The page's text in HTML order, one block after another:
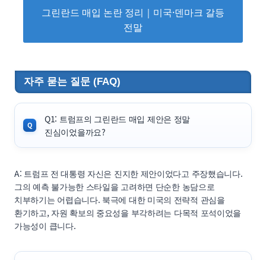
그린란드 매입 논란 정리｜미국·덴마크 갈등
전말
자주 묻는 질문 (FAQ)
Q1: 트럼프의 그린란드 매입 제안은 정말
진심이었을까요?
A: 트럼프 전 대통령 자신은 진지한 제안이었다고 주장했습니다.
그의 예측 불가능한 스타일을 고려하면 단순한 농담으로
치부하기는 어렵습니다. 북극에 대한 미국의 전략적 관심을
환기하고, 자원 확보의 중요성을 부각하려는 다목적 포석이었을
가능성이 큽니다.